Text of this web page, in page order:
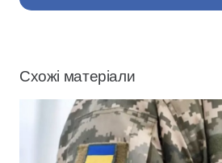
Схожі матеріали